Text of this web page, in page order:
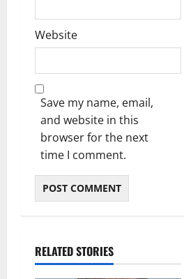
Website
Save my name, email,
and website in this
browser for the next
time I comment.
RELATED STORIES